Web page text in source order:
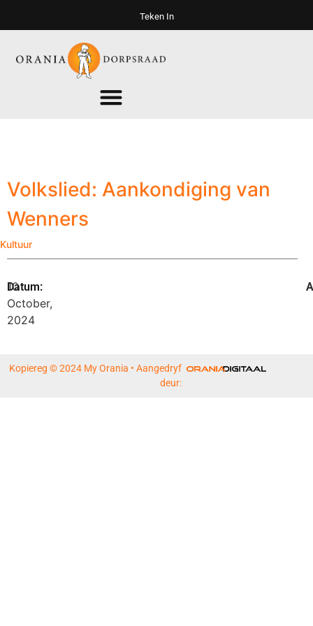
Teken In
Volkslied: Aankondiging van
Wenners
Kultuur
Datum:
10
October,
2024
Kopiereg © 2024 My Orania • Aangedryf
deur: